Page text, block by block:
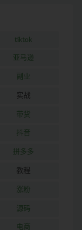
tiktok
亚马逊
副业
实战
带货
抖音
拼多多
教程
涨粉
源码
电商